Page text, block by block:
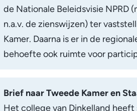
de Nationale Beleidsvisie NPRD
n.a.v. de zienswijzen) ter
Kamer. Daarna is er in de
behoefte ook ruimte voor
Brief naar Tweede Kamer en
Het college van Dinkelland